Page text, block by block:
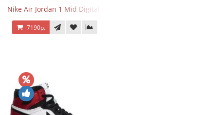
Nike Air Jordan 1 Mid Digital Pink
7190р.